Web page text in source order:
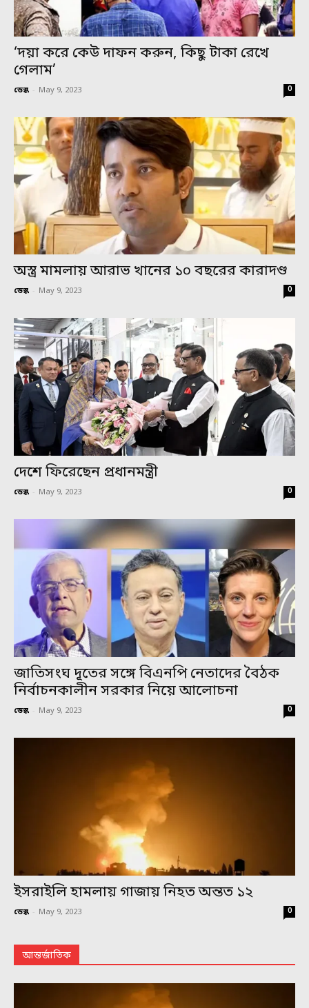
‘দয়া করে কেউ দাফন করুন, কিছু টাকা রেখে
গেলাম’
ডেস্ক - May 9, 2023 0
অস্ত্র মামলায় আরাভ খানের ১০ বছরের কারাদণ্ড
ডেস্ক - May 9, 2023 0
দেশে ফিরেছেন প্রধানমন্ত্রী
ডেস্ক - May 9, 2023 0
জাতিসংঘ দূতের সঙ্গে বিএনপি নেতাদের বৈঠক
নির্বাচনকালীন সরকার নিয়ে আলোচনা
ডেস্ক - May 9, 2023 0
ইসরাইলি হামলায় গাজায় নিহত অন্তত ১২
ডেস্ক - May 9, 2023 0
আন্তর্জাতিক